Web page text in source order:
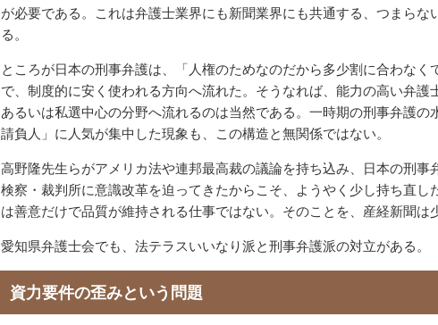
が必要である。これは弁護士業界にも新聞業界にも共通する、つまらな
る。
ところが日本の刑事弁護は、「人権のためなのだから多少割に合わなく
で、制度的に安く使われる方向へ流れた。そうなれば、能力の高い弁護
あるいは私選中心の分野へ流れるのは当然である。一時期の刑事弁護の
請負人」に人気が集中した現象も、この構造と無関係ではない。
高野隆先生らがアメリカ法や連邦最高裁の議論を持ち込み、日本の刑事
検察・裁判所に意識改革を迫ってきたからこそ、ようやく少し持ち直し
は善意だけで品質が維持される仕事ではない。そのことを、産経新聞は
愛知県弁護士会でも、法テラスいいなり派と刑事弁護派の対立がある。
資力要件の歪みという問題